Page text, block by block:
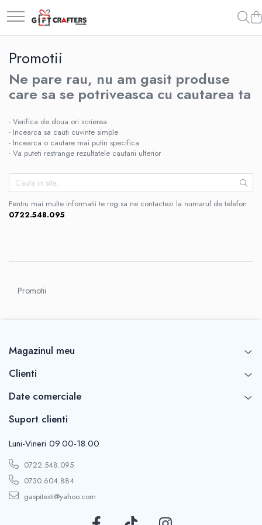
Nunta
Invitatii plexy transparent
Meniuri nunta
Panouri intampinare
Plicuri de bani place card
Botez
Casute bani
Invitatii botez
Cadouri personalizate
Lampa veghe
Pusculite personalizate
Puzzle personalizat
Promotii
Ne pare rau, nu am gasit produse
care sa se potriveasca cu cautarea ta
- Verifica de doua ori scrierea
- Incearca sa cauti cuvinte simple
- Incearca o cautare mai putin specifica
- Va puteti restrange rezultatele cautarii ulterior
Pentru mai multe informatii te rog sa ne contactezi la numarul de telefon
0722.548.095
Promotii
Magazinul meu
Clienti
Date comerciale
Suport clienti
Luni-Vineri 09.00-18.00
0722.548.095
0730.604.884
gaspitesti@yahoo.com